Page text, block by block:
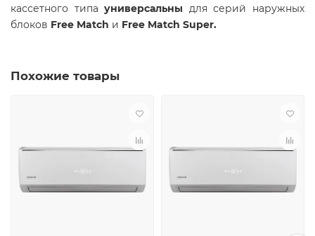
кассетного типауниверсальны для серий наружных
блоков Free Match и Free Match Super.
Похожие товары